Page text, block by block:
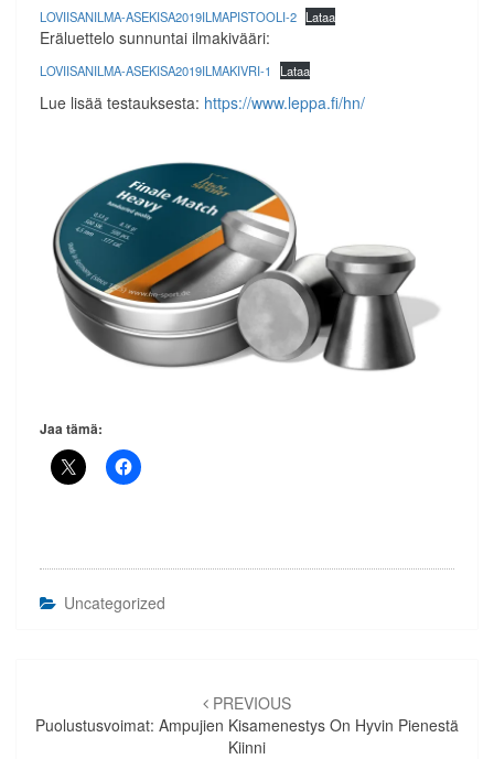
LOVIISANILMA-ASEKISA2019ILMAPISTOOLI-2 Lataa
Eräluettelo sunnuntai ilmakivääri:
LOVIISANILMA-ASEKISA2019ILMAKIVRI-1 Lataa
Lue lisää testauksesta: https://www.leppa.fi/hn/
Jaa tämä:
Uncategorized
selaus
PREVIOUS
Puolustusvoimat: Ampujien Kisamenestys On Hyvin Pienestä
Kiinni